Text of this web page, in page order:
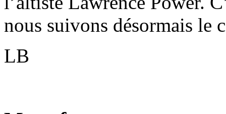
nous suivons désormais le
LB